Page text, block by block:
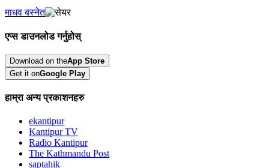
माधव बस्नेत
एप्स डाउनलोड गर्नुहोस्
Download on theApp Store
Get it onGoogle Play
हाम्रा अन्य प्रकाशनहरु
ekantipur
Kantipur TV
Radio Kantipur
The Kathmandu Post
saptahik